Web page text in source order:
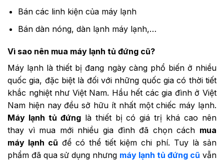
Bán các linh kiện của máy lạnh
Bán dàn nóng, dàn lạnh máy lạnh,…
Vì sao nên mua máy lạnh tủ đứng cũ?
Máy lạnh là thiết bị đang ngày càng phổ biến ở nhiều
quốc gia, đặc biệt là đối với những quốc gia có thời tiết
khắc nghiệt như Việt Nam. Hầu hết các gia đình ở Việt
Nam hiện nay đều sở hữu ít nhất một chiếc máy lạnh.
Máy lạnh tủ đứnglà thiết bị có giá trị khá cao nên
thay vì mua mới nhiều gia đình đã chọn cách mua
máy lạnh cũ để có thể tiết kiệm chi phí. Tuy là sản
phẩm đã qua sử dụng nhưng máy lạnh tủ đứng cũ vẫn